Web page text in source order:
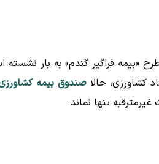
کشاورزی، حالا صندوق بیمه
تنها نماند.